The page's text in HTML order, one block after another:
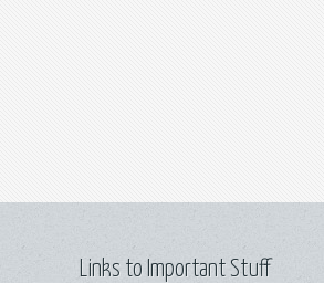
Links to Important Stuff